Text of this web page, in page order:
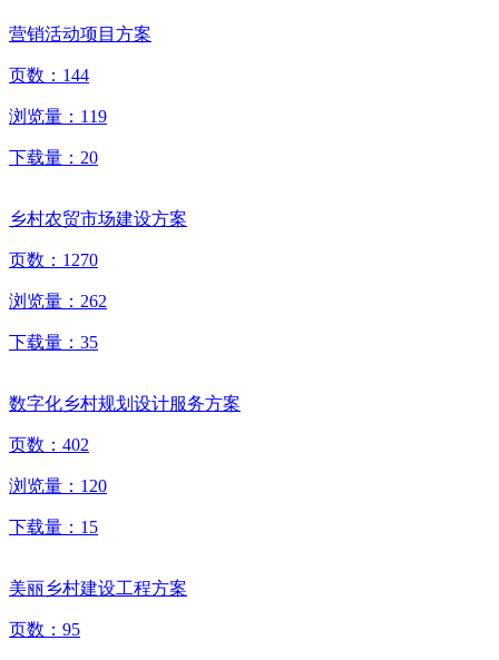
营销活动项目方案
页数： 144
浏览量： 119
下载量： 20
乡村农贸市场建设方案
页数： 1270
浏览量： 262
下载量： 35
数字化乡村规划设计服务方案
页数： 402
浏览量： 120
下载量： 15
美丽乡村建设工程方案
页数： 95